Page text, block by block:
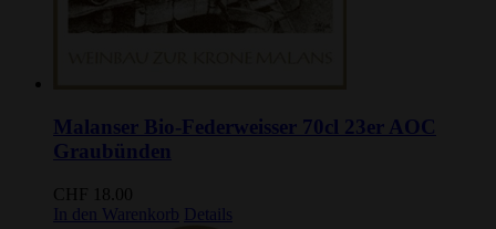
Malanser Bio-Federweisser 70cl 23er AOC
Graubünden
CHF
18.00
In den Warenkorb Details